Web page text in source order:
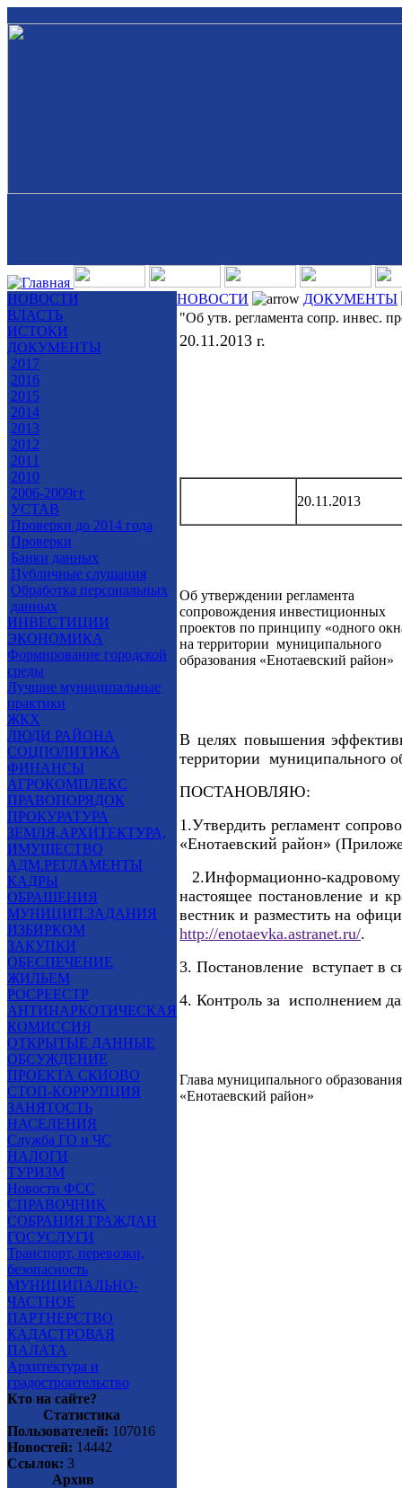
НОВОСТИ
ВЛАСТЬ
ИСТОКИ
ДОКУМЕНТЫ
2017
2016
2015
2014
2013
2012
2011
2010
2006-2009гг
УСТАВ
Проверки до 2014 года
Проверки
Банки данных
Публичные слушания
Обработка персональных
данных
ИНВЕСТИЦИИ
ЭКОНОМИКА
Формирование городской
среды
Лучшие муниципальные
практики
ЖКХ
ЛЮДИ РАЙОНА
СОЦПОЛИТИКА
ФИНАНСЫ
АГРОКОМПЛЕКС
ПРАВОПОРЯДОК
ПРОКУРАТУРА
ЗЕМЛЯ,АРХИТЕКТУРА,
ИМУЩЕСТВО
АДМ.РЕГЛАМЕНТЫ
КАДРЫ
ОБРАЩЕНИЯ
МУНИЦИП.ЗАДАНИЯ
ИЗБИРКОМ
ЗАКУПКИ
ОБЕСПЕЧЕНИЕ
ЖИЛЬЕМ
РОСРЕЕСТР
АНТИНАРКОТИЧЕСКАЯ
КОМИССИЯ
ОТКРЫТЫЕ ДАННЫЕ
ОБСУЖДЕНИЕ
ПРОЕКТА СКИОВО
СТОП-КОРРУПЦИЯ
ЗАНЯТОСТЬ
НАСЕЛЕНИЯ
Служба ГО и ЧС
НАЛОГИ
ТУРИЗМ
Новости ФСС
СПРАВОЧНИК
СОБРАНИЯ ГРАЖДАН
ГОСУСЛУГИ
Транспорт, перевозки,
безопасность
МУНИЦИПАЛЬНО-
ЧАСТНОЕ
ПАРТНЕРСТВО
КАДАСТРОВАЯ
ПАЛАТА
Архитектура и
градостроительство
Кто на сайте?
Статистика
Пользователей: 107016
Новостей: 14442
Ссылок: 3
Архив
НОВОСТИ
ДОКУМЕНТЫ
"Об утв. регламента сопр. инвес.
20.11.2013 г.
20.11.2013
Об утверждении регламента
сопровождения инвестиционных
проектов по принципу «одного
на территории муниципального
образования «Енотаевский район»
В целях повышения
территории муниципального
ПОСТАНОВЛЯЮ:
1.Утвердить регламент
«Енотаевский район»
2.Информационно-
настоящее постановление и
вестник и разместить на
http://enotaevka.astranet.ru/.
3. Постановление вступает в
4. Контроль за исполнением
Глава муниципального образования
«Енотаевский район»